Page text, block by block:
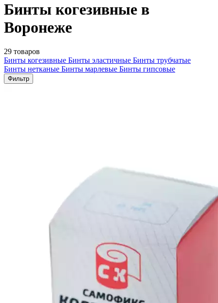
Бинты когезивные в
Воронеже
29 товаров
Бинты когезивные Бинты эластичные Бинты трубчатые
Бинты нетканые Бинты марлевые Бинты гипсовые
Фильтр